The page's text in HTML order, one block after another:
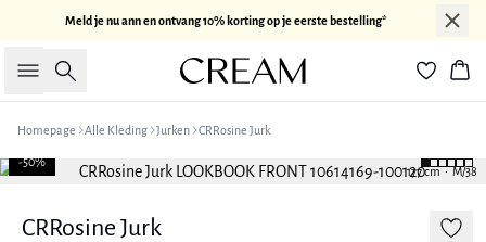
Meld je nu ann en ontvang 10% korting op je eerste bestelling*
Zoeken
Homepage Alle Kleding Jurken CRRosine Jurk
177 cm • M/38
-50%
CRRosine Jurk